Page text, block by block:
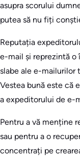
asupra scorului
putea să nu fiți
Reputația
e-mail și reprezintă o
slabe ale e-mailurilor
Vestea bună este că
a expeditorului de e-
Pentru a vă menține
sau pentru a o
concentrați pe